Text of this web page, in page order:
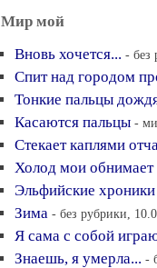
Мир мой
Вновь хочется... - без
Спит над городом
Тонкие пальцы
Касаются пальцы -
Стекает каплями
Холод мои обнимает
Эльфийские хроники
Зима - без рубрики,
Я сама с собой
Знаешь, я умерла... -